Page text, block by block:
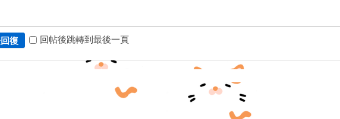
復 回帖後跳轉到最後一頁